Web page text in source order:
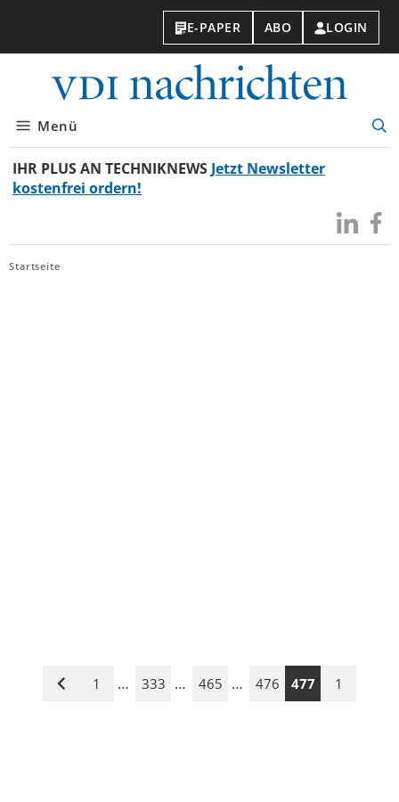
E-PAPER ABO LOGIN
Menü
IHR PLUS AN TECHNIKNEWS Jetzt Newsletter
kostenfrei ordern!
Besuchen
Sie
Sie
Startseite
Vorige
1 … 333 … 465 … 476 477 1